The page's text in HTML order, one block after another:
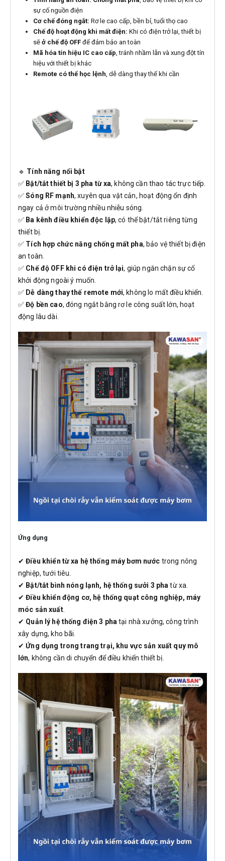
sự cố nguồn điện
Cơ chế đóng ngắt: Rơ le cao cấp, bền bỉ, tuổi thọ cao
Chế độ hoạt động khi mất điện: Khi có điện trở lại, thiết bị
sẽ ở chế độ OFFđể đảm bảo an toàn
Mã hóa tín hiệu IC cao cấp , tránh nhầm lẫn và xung đột tín
hiệu với thiết bị khác
Remote có thể học lệnh , dễ dàng thay thế khi cần
🔹 Tính năng nổi bật
✅ Bật/tắt thiết bị 3 pha từ xa, không cần thao tác trực tiếp.
✅Sóng RF mạnh, xuyên qua vật cản, hoạt động ổn định
ngay cả ở môi trường nhiều nhiễu sóng.
✅ Ba kênh điều khiển độc lập, có thể bật/tắt riêng từng
thiết bị.
✅ Tích hợp chức năng chống mất pha, bảo vệ thiết bị điện
an toàn.
✅ Chế độ OFF khi có điện trở lại, giúp ngăn chặn sự cố
khởi động ngoài ý muốn.
✅ Dễ dàng thay thế remote mới, không lo mất điều khiển.
✅Độ bền cao, đóng ngắt bằng rơ le công suất lớn, hoạt
động lâu dài.
Ứng dụng
✔Điều khiển từ xa hệ thống máy bơm nước trong nông
nghiệp, tưới tiêu.
✔ Bật/tắt bình nóng lạnh, hệ thống sưởi 3 pha từ xa.
✔Điều khiển động cơ, hệ thống quạt công nghiệp, máy
móc sản xuất.
✔ Quản lý hệ thống điện 3 pha tại nhà xưởng, công trình
xây dựng, kho bãi.
✔Ứng dụng trong trang trại, khu vực sản xuất quy mô
lớn, không cần di chuyển để điều khiển thiết bị.